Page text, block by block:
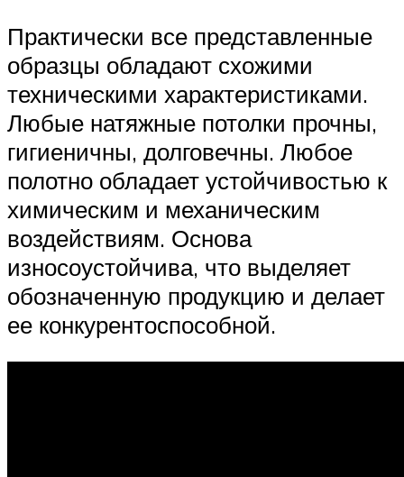
Практически все представленные
образцы обладают схожими
техническими характеристиками.
Любые натяжные потолки прочны,
гигиеничны, долговечны. Любое
полотно обладает устойчивостью к
химическим и механическим
воздействиям. Основа
износоустойчива, что выделяет
обозначенную продукцию и делает
ее конкурентоспособной.